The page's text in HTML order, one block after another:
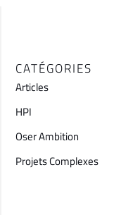
CATÉGORIES
Articles
HPI
Oser Ambition
Projets Complexes